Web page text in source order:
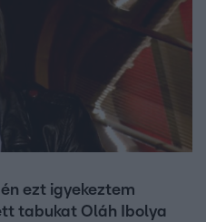
ezt igyekeztem
tabukat Oláh Ibolya